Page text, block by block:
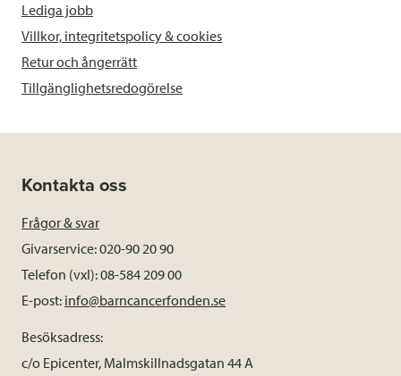
Lediga jobb
Villkor, integritetspolicy & cookies
Retur och ångerrätt
Tillgänglighetsredogörelse
Kontakta oss
Frågor & svar
Givarservice: 020-90 20 90
Telefon (vxl): 08-584 209 00
E-post: info@barncancerfonden.se
Besöksadress:
c/o Epicenter, Malmskillnadsgatan 44 A